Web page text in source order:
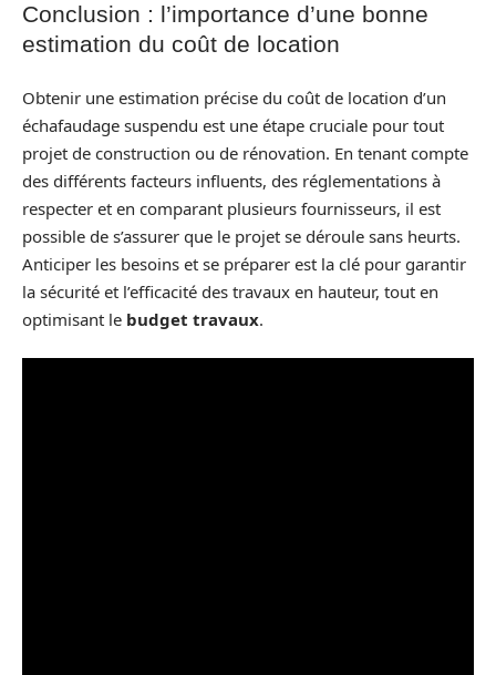
Conclusion : l’importance d’une bonne
estimation du coût de location
Obtenir une estimation précise du coût de location d’un
échafaudage suspendu est une étape cruciale pour tout
projet de construction ou de rénovation. En tenant compte
des différents facteurs influents, des réglementations à
respecter et en comparant plusieurs fournisseurs, il est
possible de s’assurer que le projet se déroule sans heurts.
Anticiper les besoins et se préparer est la clé pour garantir
la sécurité et l’efficacité des travaux en hauteur, tout en
optimisant le budget travaux.